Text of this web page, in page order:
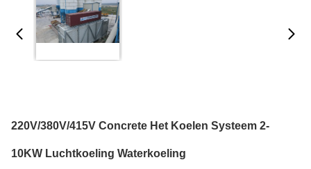
220V/380V/415V Concrete Het Koelen Systeem 2-
10KW Luchtkoeling Waterkoeling